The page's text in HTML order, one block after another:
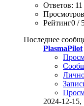
Ответов: 11
Рейтинг0 /
Последнее
PlasmaPilot
2024-12-15,